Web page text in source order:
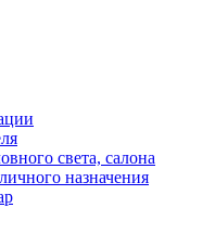
света, салона
назначения